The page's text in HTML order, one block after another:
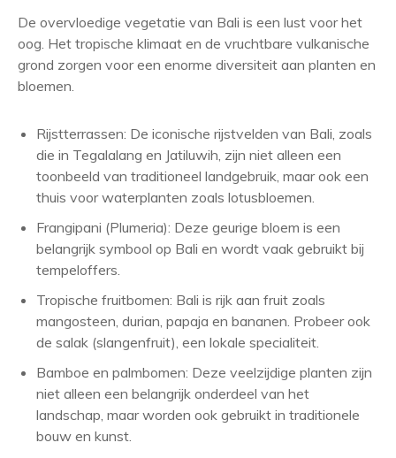
De overvloedige vegetatie van Bali is een lust voor het
oog. Het tropische klimaat en de vruchtbare vulkanische
grond zorgen voor een enorme diversiteit aan planten en
bloemen.
Rijstterrassen: De iconische rijstvelden van Bali, zoals
die in Tegalalang en Jatiluwih, zijn niet alleen een
toonbeeld van traditioneel landgebruik, maar ook een
thuis voor waterplanten zoals lotusbloemen.
Frangipani (Plumeria): Deze geurige bloem is een
belangrijk symbool op Bali en wordt vaak gebruikt bij
tempeloffers.
Tropische fruitbomen: Bali is rijk aan fruit zoals
mangosteen, durian, papaja en bananen. Probeer ook
de salak (slangenfruit), een lokale specialiteit.
Bamboe en palmbomen: Deze veelzijdige planten zijn
niet alleen een belangrijk onderdeel van het
landschap, maar worden ook gebruikt in traditionele
bouw en kunst.